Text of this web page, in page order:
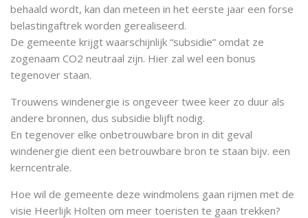
behaald wordt, kan dan meteen in het eerste jaar een forse
belastingaftrek worden gerealiseerd.
De gemeente krijgt waarschijnlijk “subsidie” omdat ze
zogenaam CO2 neutraal zijn. Hier zal wel een bonus
tegenover staan.
Trouwens windenergie is ongeveer twee keer zo duur als
andere bronnen, dus subsidie blijft nodig.
En tegenover elke onbetrouwbare bron in dit geval
windenergie dient een betrouwbare bron te staan bijv. een
kerncentrale.
Hoe wil de gemeente deze windmolens gaan rijmen met de
visie Heerlijk Holten om meer toeristen te gaan trekken?